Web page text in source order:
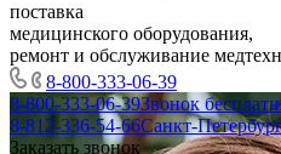
поставка
медицинского оборудования,
ремонт и обслуживание
8-800-333-06-39
8-800-333-06-39Звонок
8-812-336-54-66Санкт-
Заказать звонок